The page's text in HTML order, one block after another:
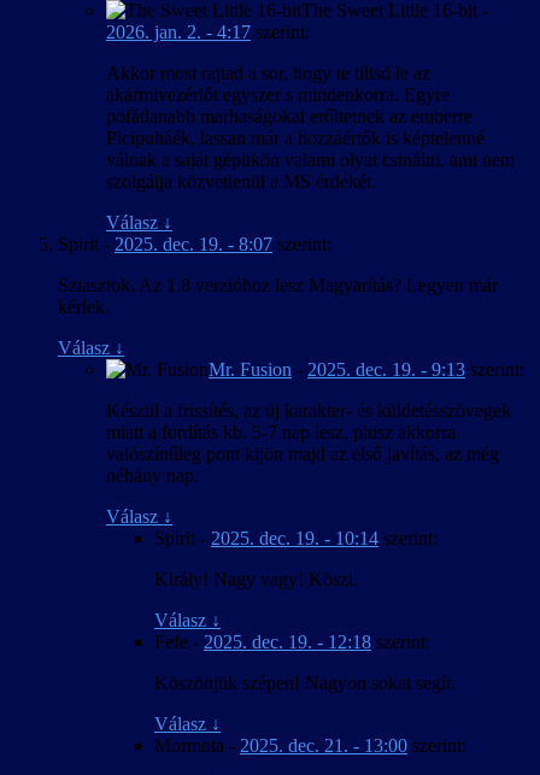
The Sweet Little 16-bit -
2026. jan. 2. - 4:17 szerint:
Akkor most rajtad a sor, hogy te tiltsd le az
akármivezérlőt egyszer s mindenkorra. Egyre
pofátlanabb marhaságokat erőltetnek az emberre
Picipuháék, lassan már a hozzáértők is képtelenné
válnak a saját gépükön valami olyat csinálni, ami nem
szolgálja közvetlenül a MS érdekét.
Válasz ↓
Spirit - 2025. dec. 19. - 8:07 szerint:
Sziasztok. Az 1.8 verzióhoz lesz Magyarítás? Legyen már
kérlek.
Válasz ↓
Mr. Fusion - 2025. dec. 19. - 9:13 szerint:
Készül a frissítés, az új karakter- és küldetésszövegek
miatt a fordítás kb. 5-7 nap lesz, plusz akkorra
valószínűleg pont kijön majd az első javítás, az még
néhány nap.
Válasz ↓
Spirit - 2025. dec. 19. - 10:14 szerint:
Király! Nagy vagy! Köszi.
Válasz ↓
Fefe - 2025. dec. 19. - 12:18 szerint:
Köszönjük szépen! Nagyon sokat segít.
Válasz ↓
Mormota - 2025. dec. 21. - 13:00 szerint: